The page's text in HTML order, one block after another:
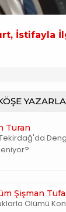
İstifayla
Turan
Şişman
Ölümü